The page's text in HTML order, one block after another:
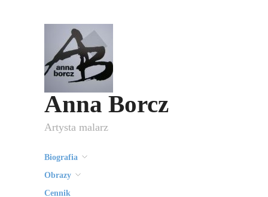
Anna Borcz
Artysta malarz
Biografia
Obrazy
Cennik